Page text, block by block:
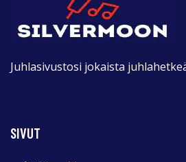
Juhlasivustosi jokaista
SIVUT